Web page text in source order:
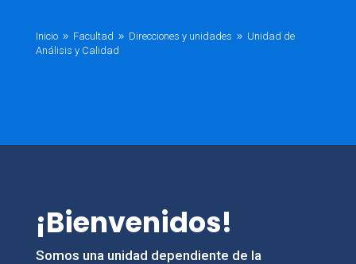
Inicio 9 Facultad 9 Direcciones y unidades 9 Unidad de
Análisis y Calidad
¡Bienvenidos!
Somos una unidad dependiente de la